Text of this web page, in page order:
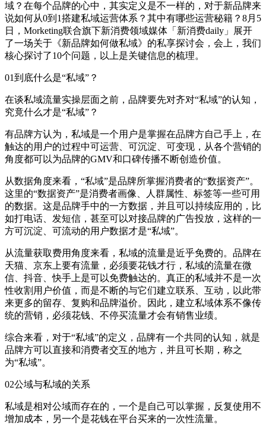
域？在每个品牌的心中，其实定义是不一样的，对于新品牌来
说如何从0到1搭建私域运营体系？其中有哪些运营秘籍？8月5
日，Morketing联合旗下新消费领域媒体「新消费daily」展开
了一场关于《新品牌如何做私域》的私享探讨会，会上，我们
核心探讨了10个问题，以上是关键信息的梳理。
01到底什么是“私域”？
在谈私域流量实操层面之前，品牌要先对齐对“私域”的认知，
究竟什么才是“私域”？
有品牌方认为，私域是一个用户是掌握在品牌方自己手上，在
触达的用户的过程中可运营、可沉淀、可变现，从各个营销的
角度都可以为品牌的GMV和口碑传播不断创造价值。
从数据角度来看，“私域”是品牌所掌握消费者的“数据资产”。
这里的“数据资产”是消费者画像、人群属性、标签等一些可用
的数据。这是品牌手中的一方数据，并且可以持续应用的，比
如打电话、发短信，甚至可以对接品牌的广告投放，这样的一
方可沉淀、可流动的用户数据才是“私域”。
从流量获取费用角度来看，私域的流量是近乎免费的。品牌在
天猫、京东上要有流量，必须要花钱才行，私域的流量在微
信、抖音、快手上是可以免费触达的。真正的私域并不是一次
性收割用户价值，而是不断的与它们建立联系、互动，以此带
来更多的留存、复购和品牌溢价。因此，建立私域体系不像传
统的营销，必须花钱、不停买流量才会有销售业绩。
综合来看，对于“私域”的定义，品牌有一个共同的认知，就是
品牌方可以直接和消费者交互的地方，并且可长期，称之
为“私域”。
02公域与私域的关系
私域是相对公域而存在的，一个是自己可以掌握，反复使用不
增加成本，另一个是花钱在平台买来的一次性流量。